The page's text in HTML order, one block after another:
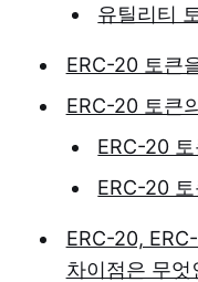
유틸리티
ERC-20 토큰
ERC-20 토큰
ERC-20
ERC-20
ERC-20,
차이점은 무엇